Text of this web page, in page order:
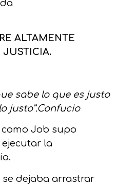
ALTAMENTE
JUSTICIA.
sabe lo que es justo
justo”.Confucio
Job supo
la
dejaba arrastrar